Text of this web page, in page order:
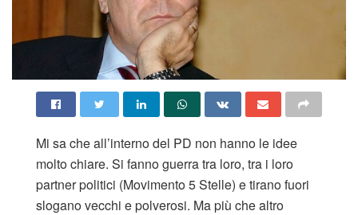
Mi sa che all’interno del PD non hanno le idee
molto chiare. Si fanno guerra tra loro, tra i loro
partner politici (Movimento 5 Stelle) e tirano fuori
slogano vecchi e polverosi. Ma più che altro